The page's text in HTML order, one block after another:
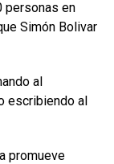
personas en
Simón Bolivar
al
escribiendo al
promueve